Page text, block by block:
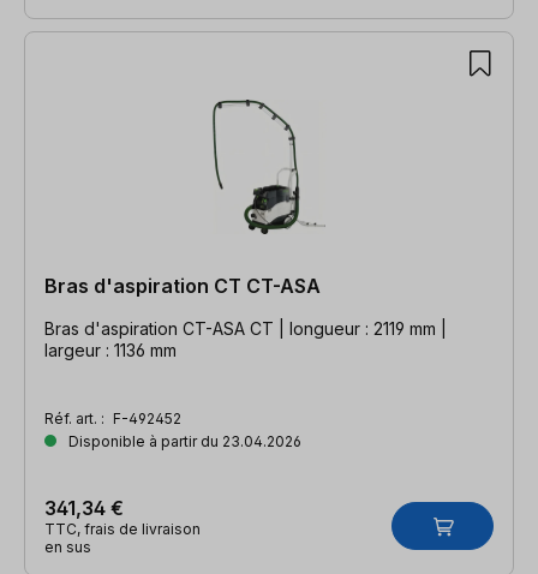
Bras d'aspiration CT CT-ASA
Bras d'aspiration CT-ASA CT | longueur : 2119 mm |
largeur : 1136 mm
Réf. art. : F-492452
Disponible à partir du 23.04.2026
341,34 €
TTC, frais de livraison
en sus